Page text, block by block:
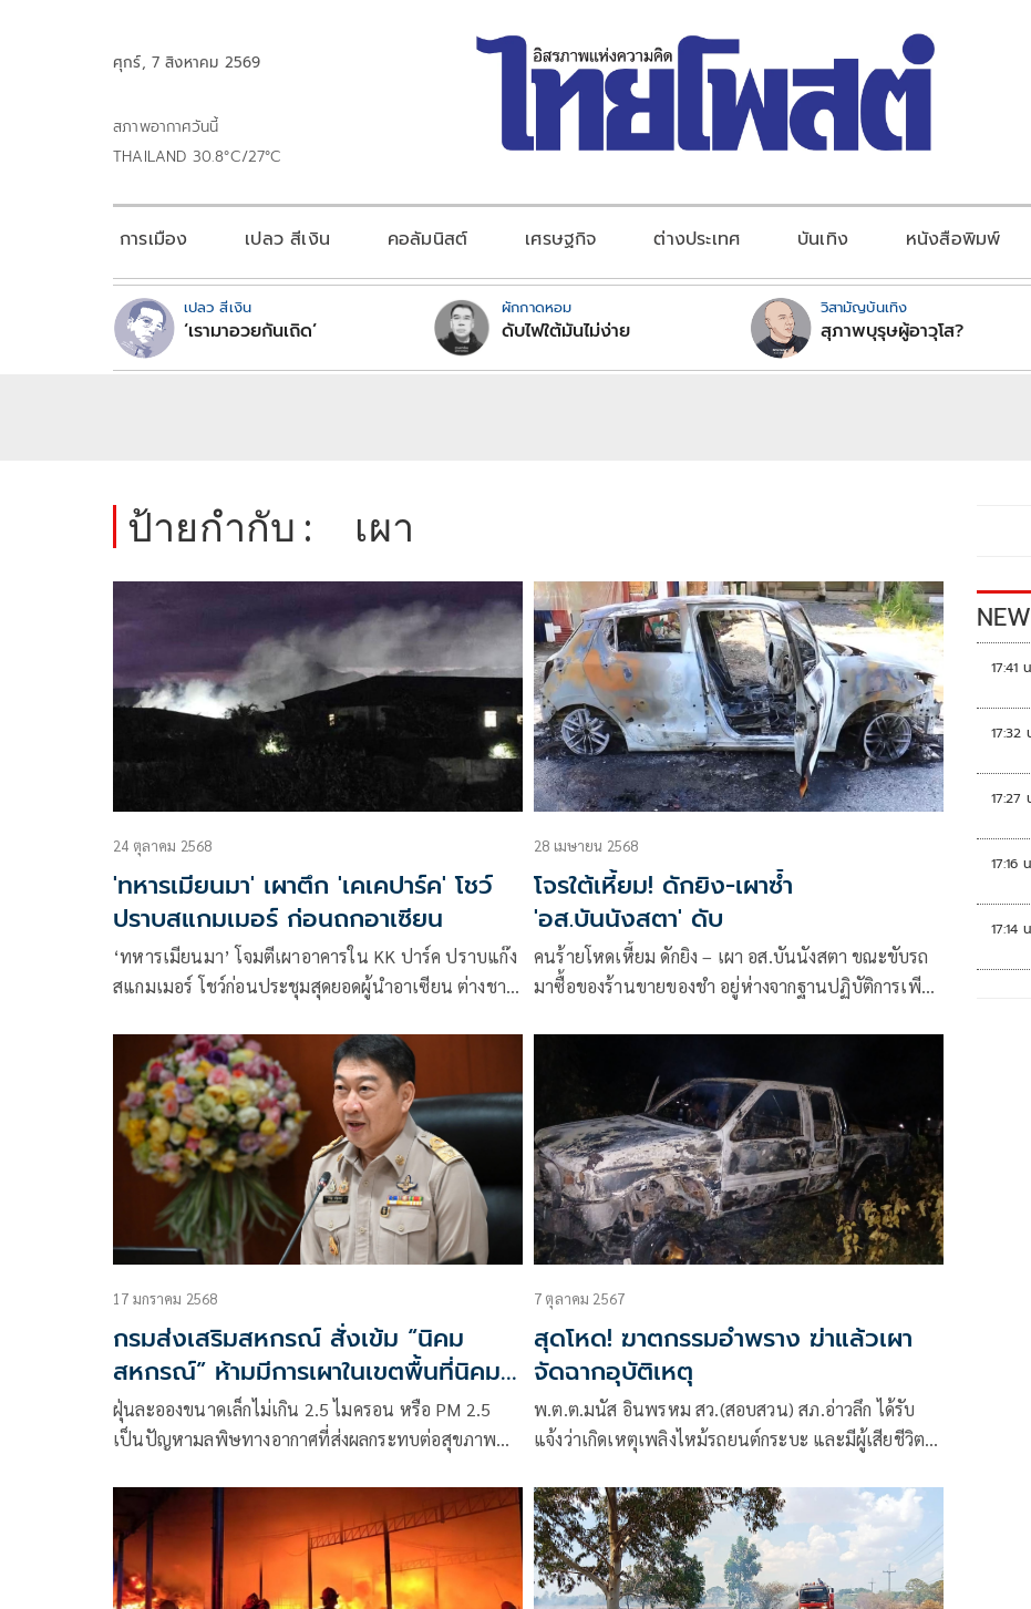
ศุกร์, 7 สิงหาคม 2569
สภาพอากาศวันนี้
THAILAND 30.8°C/27°C
การเมือง เปลว สีเงิน คอลัมนิสต์ เศรษฐกิจ ต่างประเทศ บันเทิง หนังสือพิมพ์
เปลว สีเงิน
‘เรามาอวยกันเถิด’
ผักกาดหอม
ดับไฟใต้มันไม่ง่าย
วิสามัญบันเทิง
สุภาพบุรุษผู้อาวุโส?
ป้ายกำกับ : เผา
24 ตุลาคม 2568
'ทหารเมียนมา' เผาตึก 'เคเคปาร์ค' โชว์
ปราบสแกมเมอร์ ก่อนถกอาเซียน
‘ทหารเมียนมา’ โจมตีเผาอาคารใน KK ปาร์ค ปราบแก๊ง
สแกมเมอร์ โชว์ก่อนประชุมสุดยอดผู้นำอาเซียน ต่างชาติ
28 เมษายน 2568
โจรใต้เหี้ยม! ดักยิง-เผาซ้ำ
'อส.บันนังสตา' ดับ
คนร้ายโหดเหี้ยม ดักยิง – เผา อส.บันนังสตา ขณะขับรถ
มาซื้อของร้านขายของชำ อยู่ห่างจากฐานปฏิบัติการเพียง
17 มกราคม 2568
กรมส่งเสริมสหกรณ์ สั่งเข้ม “นิคม
สหกรณ์” ห้ามมีการเผาในเขตพื้นที่นิคมฯ
เด็ดขาด พบฝ่าฝืนตัดสิทธิ์มาตรการช่วย
เหลือจากภาครัฐทันที
ฝุ่นละอองขนาดเล็กไม่เกิน 2.5 ไมครอน หรือ PM 2.5
เป็นปัญหามลพิษทางอากาศที่ส่งผลกระทบต่อสุขภาพ
ระหว่างเดือนพฤศจิกายน – กุมภาพันธ์ ของทุกปี
7 ตุลาคม 2567
สุดโหด! ฆาตกรรมอำพราง ฆ่าแล้วเผา
จัดฉากอุบัติเหตุ
พ.ต.ต.มนัส อินพรหม สว.(สอบสวน) สภ.อ่าวลึก ได้รับ
แจ้งว่าเกิดเหตุเพลิงไหม้รถยนต์กระบะ และมีผู้เสียชีวิต
17:41
17:32
17:27
17:16
17:14